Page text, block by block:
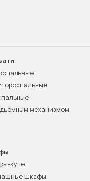
механизмом
купе
шкафы